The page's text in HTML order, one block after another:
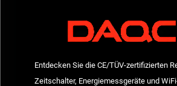
Entdecken Sie die CE/TÜV-zertifizierten
Zeitschalter, Energiemessgeräte und